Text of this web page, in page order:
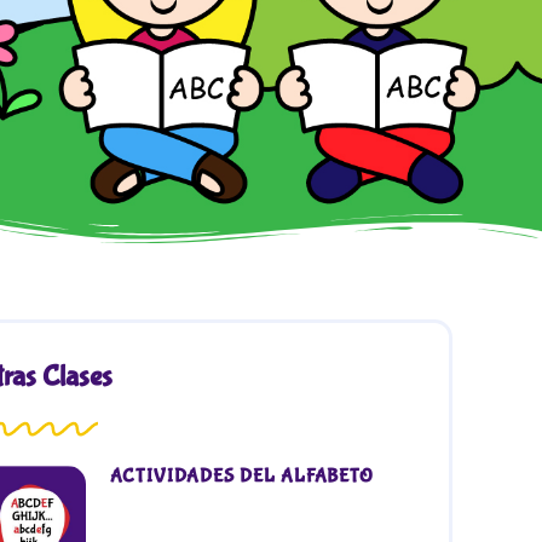
Clases
ACTIVIDADES DEL ALFABETO